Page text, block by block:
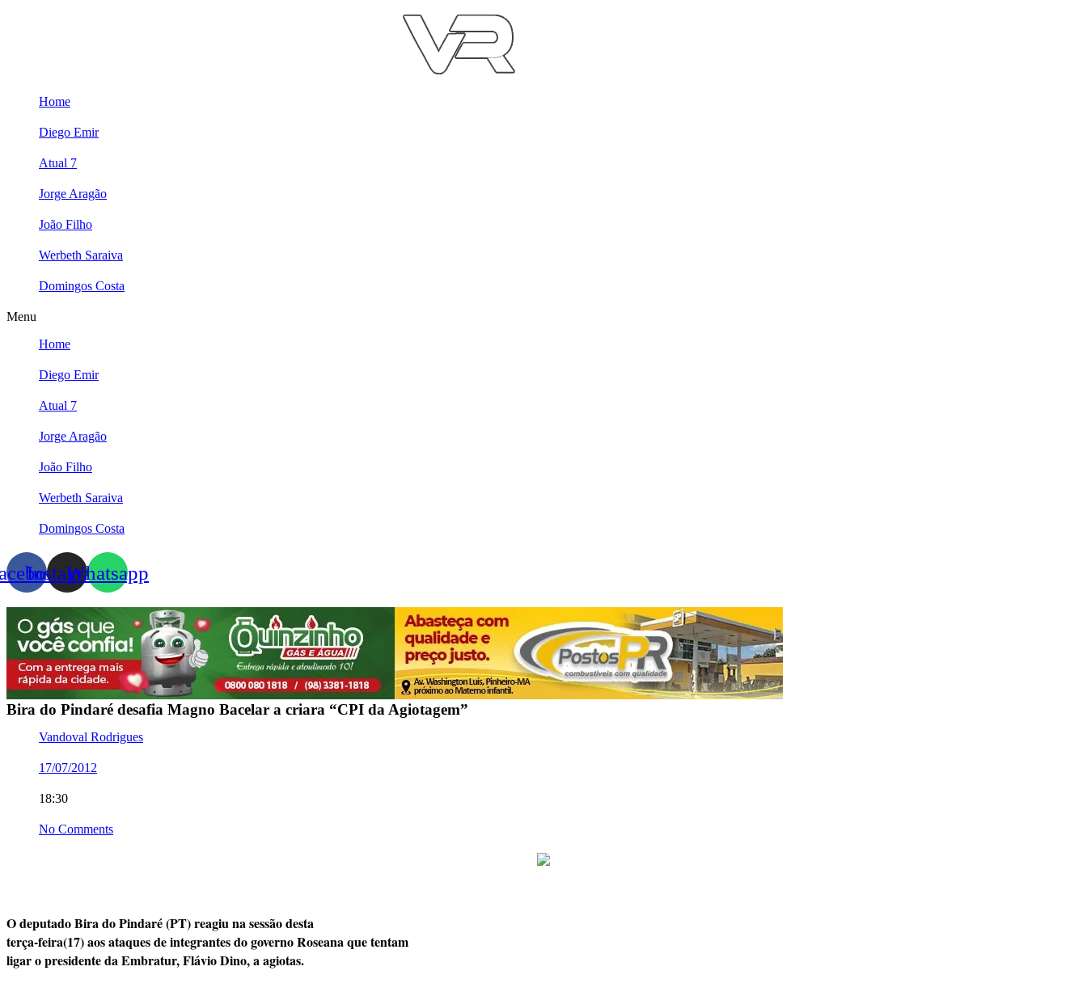
Home
Diego Emir
Atual 7
Jorge Aragão
João Filho
Werbeth Saraiva
Domingos Costa
Menu
Home
Diego Emir
Atual 7
Jorge Aragão
João Filho
Werbeth Saraiva
Domingos Costa
InstagramWhatsapp
Bira do Pindaré desafia Magno Bacelar a criara “CPI da Agiotagem”
Vandoval Rodrigues
17/07/2012
18:30
No Comments
O deputado Bira do Pindaré (PT) reagiu na sessão desta
terça-feira(17) aos ataques de integrantes do governo Roseana que tentam
ligar o presidente da Embratur, Flávio Dino, a agiotas.